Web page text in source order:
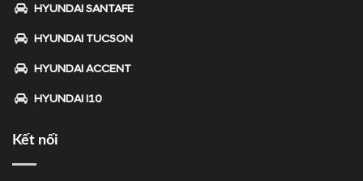
HYUNDAI SANTAFE
HYUNDAI TUCSON
HYUNDAI ACCENT
HYUNDAI I10
Kết nối